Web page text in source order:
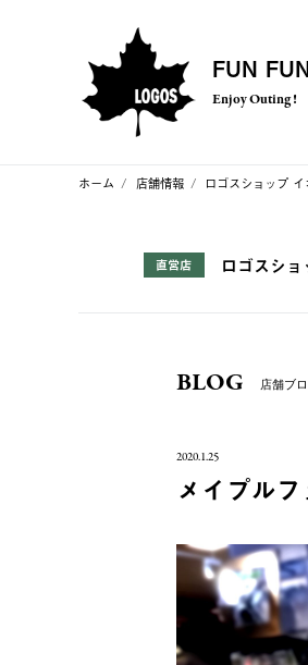
FUN
Enjoy Outing !
ホーム 店舗情報 ロゴスショップ
直営店 ロゴスシ
BLOG 店舗ブ
2020.1.25
メイプル